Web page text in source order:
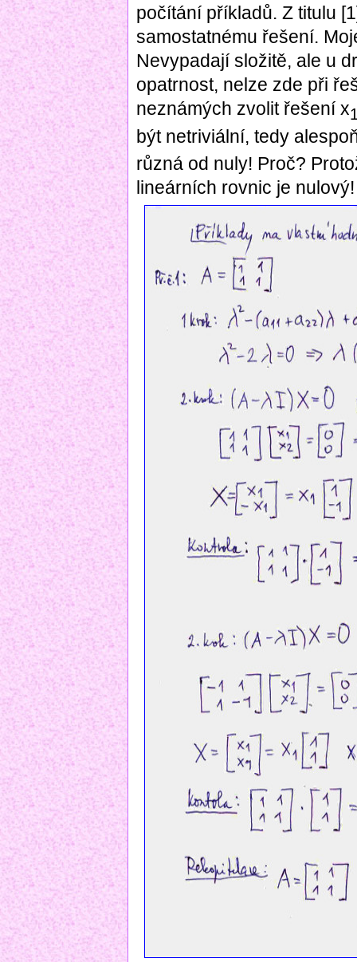
počítání příkladů. Z titulu
samostatnému řešení.
Nevypadají složitě, ale u
opatrnost, nelze zde při
neznámých zvolit řešení x
být netriviální, tedy
různá od nuly! Proč?
lineárních rovnic je nulový!